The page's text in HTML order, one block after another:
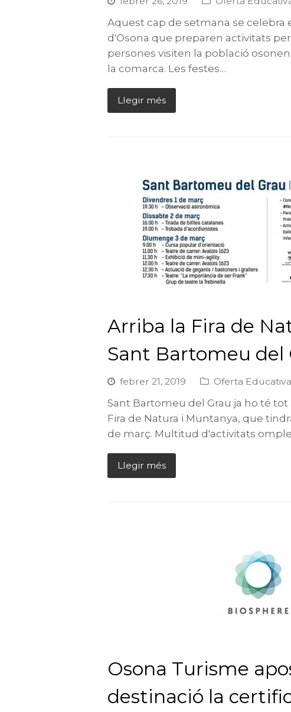
Aquest cap de setmana se celebra
d'Osona que preparen activitats
persones visiten la població
la comarca. Les festes…
Llegir més
Arriba la Fira de
Sant Bartomeu del
febrer 21, 2019 Oferta Educativa
Sant Bartomeu del Grau ja ho té
Fira de Natura i Muntanya, que
de març. Multitud d'activitats
Llegir més
Osona Turisme
destinació la